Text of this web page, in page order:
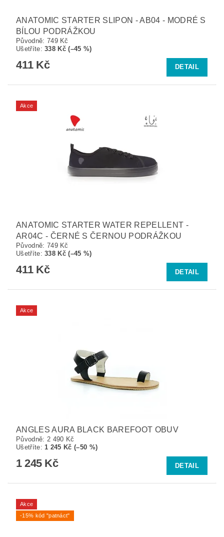
ANATOMIC STARTER SLIPON - AB04 - MODRÉ S
BÍLOU PODRÁŽKOU
Původně: 749 Kč
Ušetříte:338 Kč (–45 %)
411 Kč DETAIL
Akce
ANATOMIC STARTER WATER REPELLENT -
AR04C - ČERNÉ S ČERNOU PODRÁŽKOU
Původně: 749 Kč
Ušetříte:338 Kč (–45 %)
411 Kč DETAIL
Akce
ANGLES AURA BLACK BAREFOOT OBUV
Původně: 2 490 Kč
Ušetříte: 1 245 Kč (–50 %)
1 245 Kč DETAIL
Akce
-15% kód "patnáct"